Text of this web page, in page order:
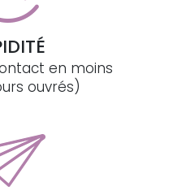
en moins
ouvrés)